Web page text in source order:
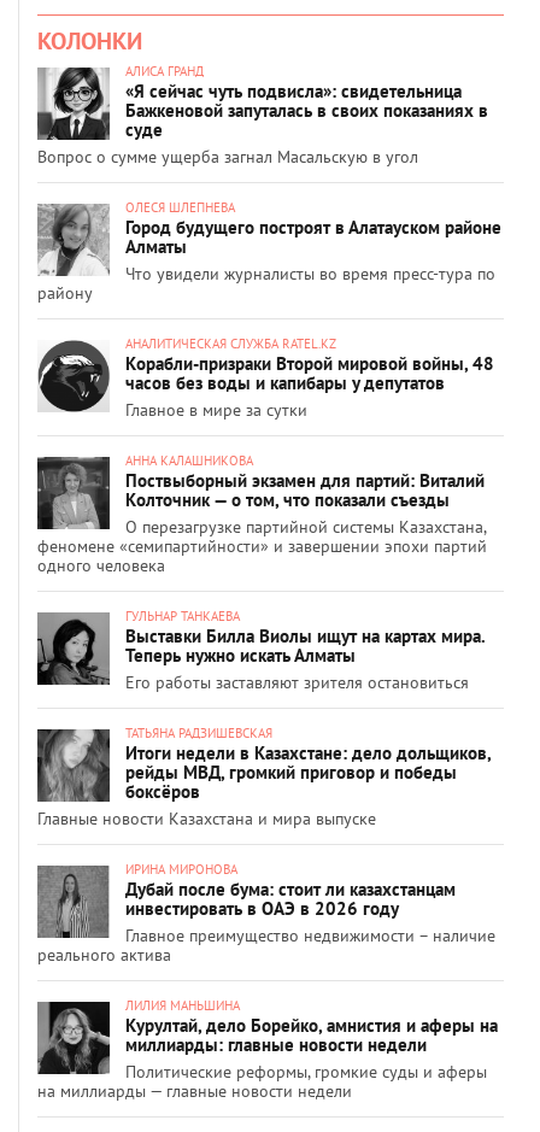
КОЛОНКИ
АЛИСА ГРАНД
«Я сейчас чуть подвисла»: свидетельница
Бажкеновой запуталась в своих показаниях в
суде
Вопрос о сумме ущерба загнал Масальскую в угол
ОЛЕСЯ ШЛЕПНЕВА
Город будущего построят в Алатауском районе
Алматы
Что увидели журналисты во время пресс-тура по
району
АНАЛИТИЧЕСКАЯ СЛУЖБА RATEL.KZ
Корабли-призраки Второй мировой войны, 48
часов без воды и капибары у депутатов
Главное в мире за сутки
АННА КАЛАШНИКОВА
Поствыборный экзамен для партий: Виталий
Колточник — о том, что показали съезды
О перезагрузке партийной системы Казахстана,
феномене «семипартийности» и завершении эпохи партий
одного человека
ГУЛЬНАР ТАНКАЕВА
Выставки Билла Виолы ищут на картах мира.
Теперь нужно искать Алматы
Его работы заставляют зрителя остановиться
ТАТЬЯНА РАДЗИШЕВСКАЯ
Итоги недели в Казахстане: дело дольщиков,
рейды МВД, громкий приговор и победы
боксёров
Главные новости Казахстана и мира выпуске
ИРИНА МИРОНОВА
Дубай после бума: стоит ли казахстанцам
инвестировать в ОАЭ в 2026 году
Главное преимущество недвижимости – наличие
реального актива
ЛИЛИЯ МАНЬШИНА
Курултай, дело Борейко, амнистия и аферы на
миллиарды: главные новости недели
Политические реформы, громкие суды и аферы
на миллиарды — главные новости недели